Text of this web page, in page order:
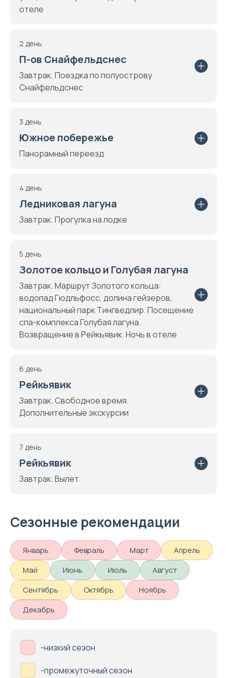
отеле
2 день
П-ов Снайфельдснес
Завтрак. Поездка по полуострову
Снайфельдснес
3 день
Южное побережье
Панорамный переезд
4 день
Ледниковая лагуна
Завтрак. Прогулка на лодке
5 день
Золотое кольцо и Голубая лагуна
Завтрак. Маршрут Золотого кольца:
водопад Гюдльфосс, долина гейзеров,
национальный парк Тингведлир. Посещение
спа-комплекса Голубая лагуна.
Возвращение в Рейкьявик. Ночь в отеле
6 день
Рейкьявик
Завтрак. Свободное время.
Дополнительные экскурсии
7 день
Рейкьявик
Завтрак. Вылет
Сезонные рекомендации
Январь Февраль Март
Апрель
Май
Июнь Июль
Август
Сентябрь
Октябрь
Ноябрь
Декабрь
-низкий сезон
-промежуточный сезон